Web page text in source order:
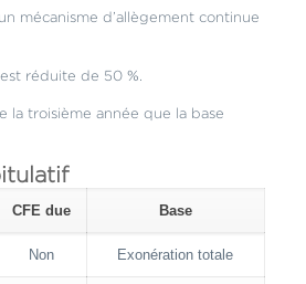
mécanisme d’allègement continue
réduite de 50 %.
la troisième année que la base
CFE due Base
Non Exonération totale